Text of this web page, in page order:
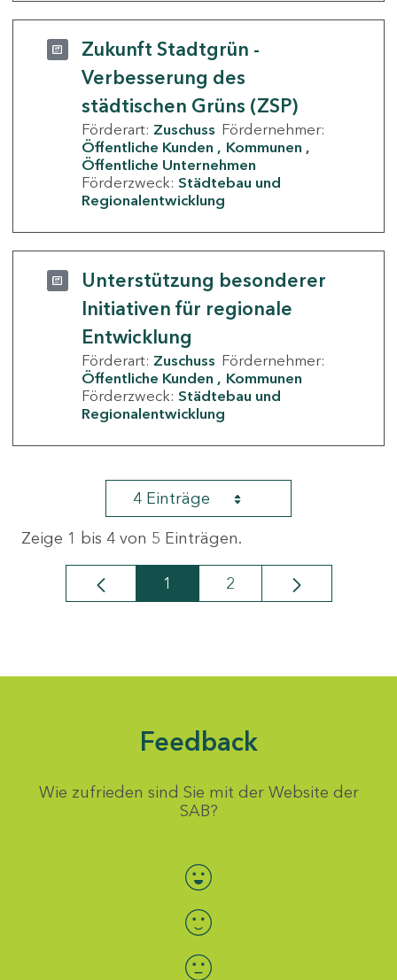
Zukunft Stadtgrün -
Verbesserung des
städtischen Grüns (ZSP)
Förderart: Zuschuss Fördernehmer:
Öffentliche Kunden
Kommunen
Öffentliche Unternehmen
Förderzweck: Städtebau und
Regionalentwicklung
Unterstützung besonderer
Initiativen für regionale
Entwicklung
Förderart: Zuschuss Fördernehmer:
Öffentliche Kunden
Kommunen
Förderzweck: Städtebau und
Regionalentwicklung
4 Einträge
Zeige 1 bis 4 von 5 Einträgen.
Seite
1 Seite
2
Feedback
Wie zufrieden sind Sie mit der Website der
SAB?
Bewertung auswählen